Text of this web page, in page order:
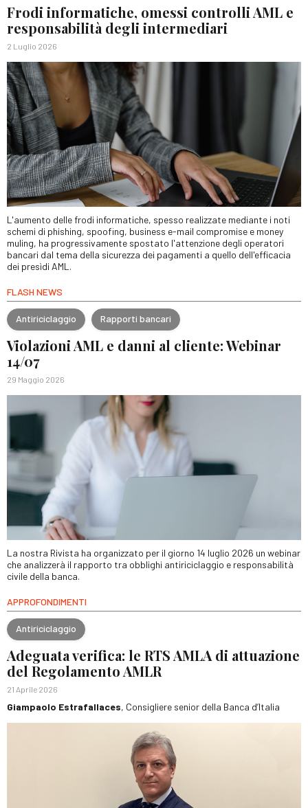
Frodi informatiche, omessi controlli AML e
responsabilità degli intermediari
2 Luglio 2026
L'aumento delle frodi informatiche, spesso realizzate mediante i noti
schemi di phishing, spoofing, business e-mail compromise e money
muling, ha progressivamente spostato l'attenzione degli operatori
bancari dal tema della sicurezza dei pagamenti a quello dell'efficacia
dei presìdi AML.
FLASH NEWS
Antiriciclaggio Rapporti bancari
Violazioni AML e danni al cliente: Webinar
14/07
29 Maggio 2026
La nostra Rivista ha organizzato per il giorno 14 luglio 2026 un webinar
che analizzerà il rapporto tra obblighi antiriciclaggio e responsabilità
civile della banca.
APPROFONDIMENTI
Antiriciclaggio
Adeguata verifica: le RTS AMLA di attuazione
del Regolamento AMLR
21 Aprile 2026
Giampaolo Estrafallaces, Consigliere senior della Banca d’Italia